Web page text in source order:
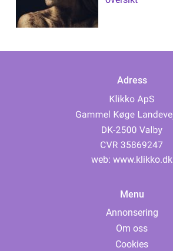
Adress
web: www.klikko.dk
Menu
Annonsering
Om oss
Cookies